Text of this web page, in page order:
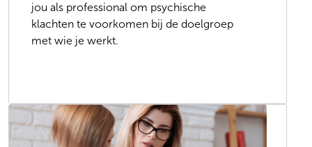
jou als professional om psychische
klachten te voorkomen bij de doelgroep
met wie je werkt.